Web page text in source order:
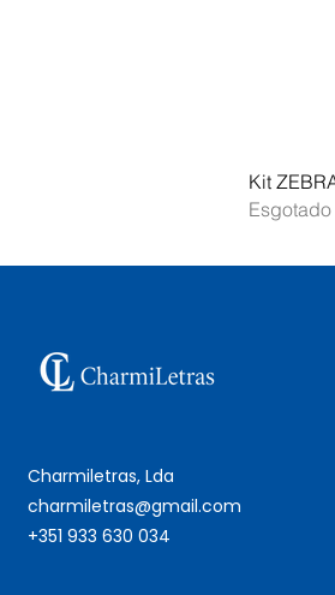
Kit
Esgotado
Charmiletras, Lda
charmiletras@gmail.com
+351 933 630 034